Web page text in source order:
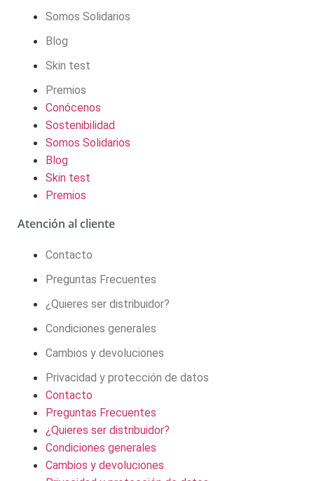
Somos Solidarios
Blog
Skin test
Premios
Conócenos
Sostenibilidad
Somos Solidarios
Blog
Skin test
Premios
Atención al cliente
Contacto
Preguntas Frecuentes
¿Quieres ser distribuidor?
Condiciones generales
Cambios y devoluciones
Privacidad y protección de datos
Contacto
Preguntas Frecuentes
¿Quieres ser distribuidor?
Condiciones generales
Cambios y devoluciones